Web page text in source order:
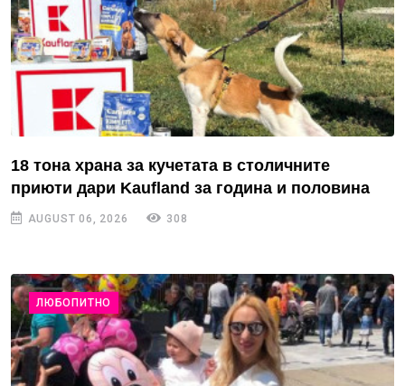
18 тона храна за кучетата в столичните
приюти дари Kaufland за година и половина
AUGUST 06, 2026 308
ЛЮБОПИТНО